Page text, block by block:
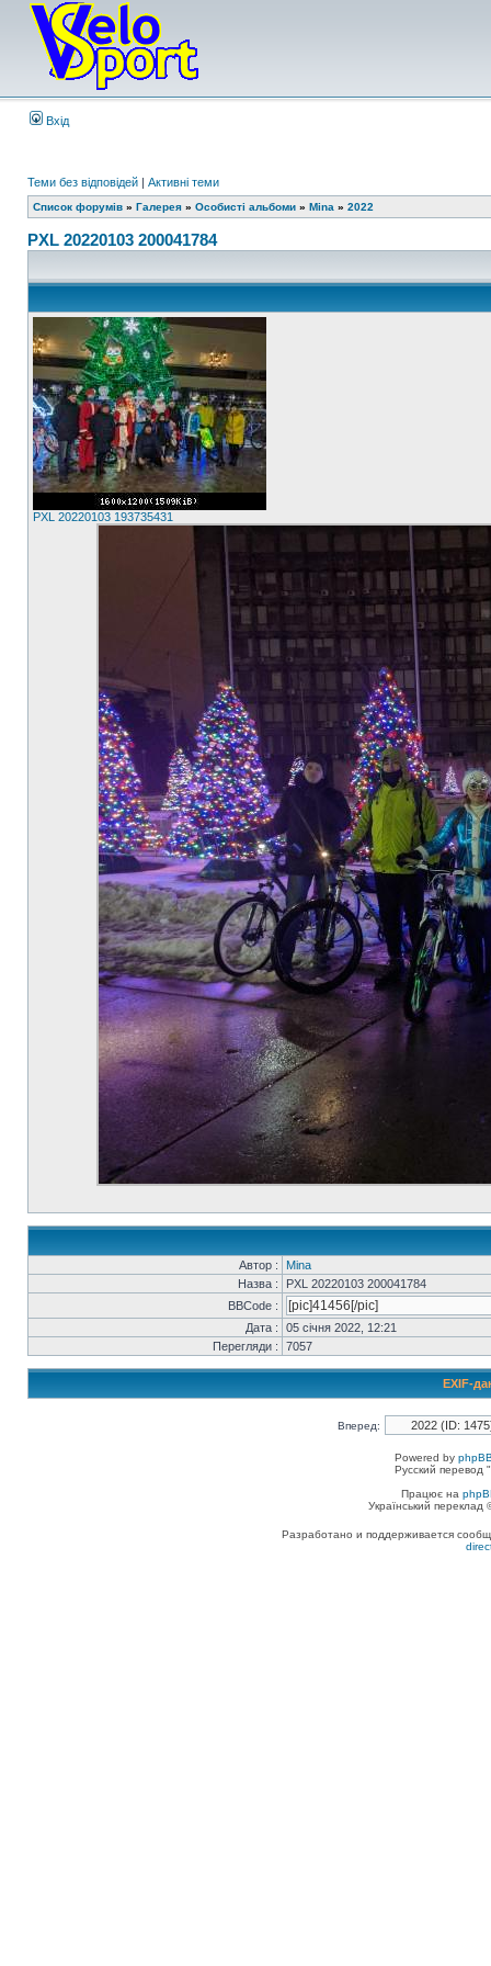
Вхід
Теми без відповідей | Активні теми
Список форумів » Галерея » Особисті альбоми » Mina » 2022
PXL 20220103 200041784
PXL 20220103 193735431
Автор :
Mina
Назва :
PXL 20220103 200041784
BBCode :
Дата :
05 січня 2022, 12:21
Перегляди :
7057
EXIF-
Вперед:
Powered by
Русский перевод
Працює на
Український
Разработано и поддерживается